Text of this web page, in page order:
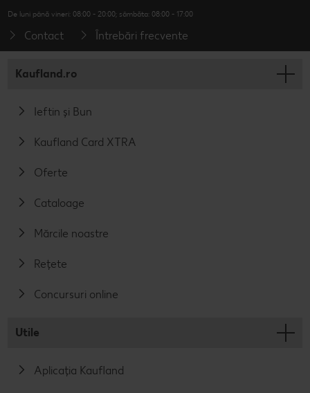
De luni până vineri: 08:00 - 20:00; sâmbăta: 08:00 - 17:00
Contact Întrebări frecvente
Kaufland.ro
Ieftin și Bun
Kaufland Card XTRA
Oferte
Cataloage
Mărcile noastre
Rețete
Concursuri online
Utile
Aplicația Kaufland